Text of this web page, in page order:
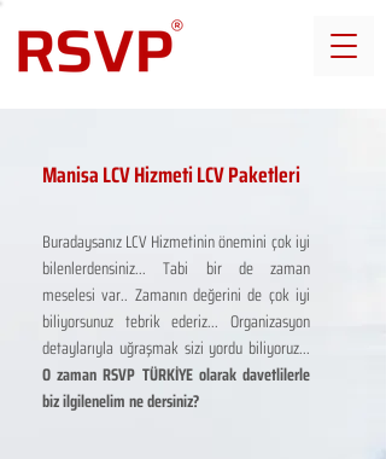
Manisa LCV Hizmeti LCV Paketleri
Buradaysanız LCV Hizmetinin önemini çok iyi
bilenlerdensiniz... Tabi bir de zaman
meselesi var.. Zamanın değerini de çok iyi
biliyorsunuz tebrik ederiz... Organizasyon
detaylarıyla uğraşmak sizi yordu biliyoruz...
O zaman RSVP TÜRKİYE olarak davetlilerle
biz ilgilenelim ne dersiniz?